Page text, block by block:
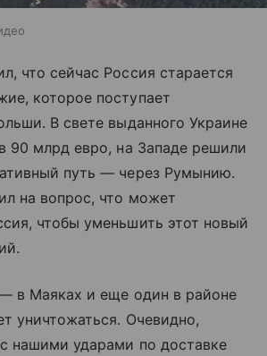
что сейчас Россия старается
которое поступает
В свете выданного Украине
90 млрд евро, на Западе решили
путь — через Румынию.
на вопрос, что может
чтобы уменьшить этот новый
в Маяках и еще один в районе
уничтожаться. Очевидно,
нашими ударами по доставке